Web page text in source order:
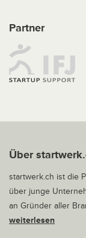
Partner
Über
startwerk.ch ist die
über junge
an Gründer aller
weiterlesen